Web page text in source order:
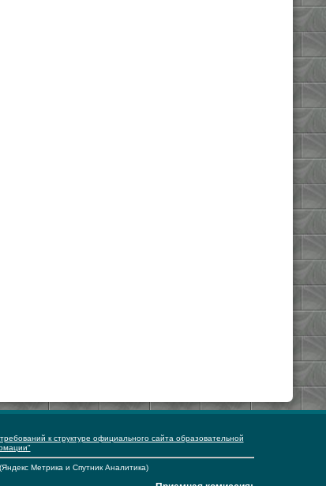
к структуре официального сайта образовательной
Метрика и Спутник Аналитика)